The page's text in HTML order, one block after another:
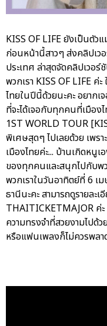
KISS OF LIFE ยังเป็นตัว
ก่อนหน้านี้สาวๆ ส่งคลิปเว
ประเทศ ล่าสุดจัดคลิปเวอร์
พวกเรา KISS OF LIFE ค่
ไทยในปีนี้ด้วยนะคะ อยาก
ที่จะได้เจอกับทุกคนที่เมือ
1ST WORLD TOUR
พิเศษสุดๆ ไปเลยด้วย เพร
เมืองไทยค่ะ... บ้านเกิดหนู
ของทุกคนและสนุกไปกับพ
พวกเราในวันอาทิตย์ที่ 6 เ
ธานีนะคะ สามารถดูรายละ
THAITICKETMAJOR ค่ะ
ความทรงจำที่สวยงามไป
หรือแฟนเพลงก็ไม่ควรพล